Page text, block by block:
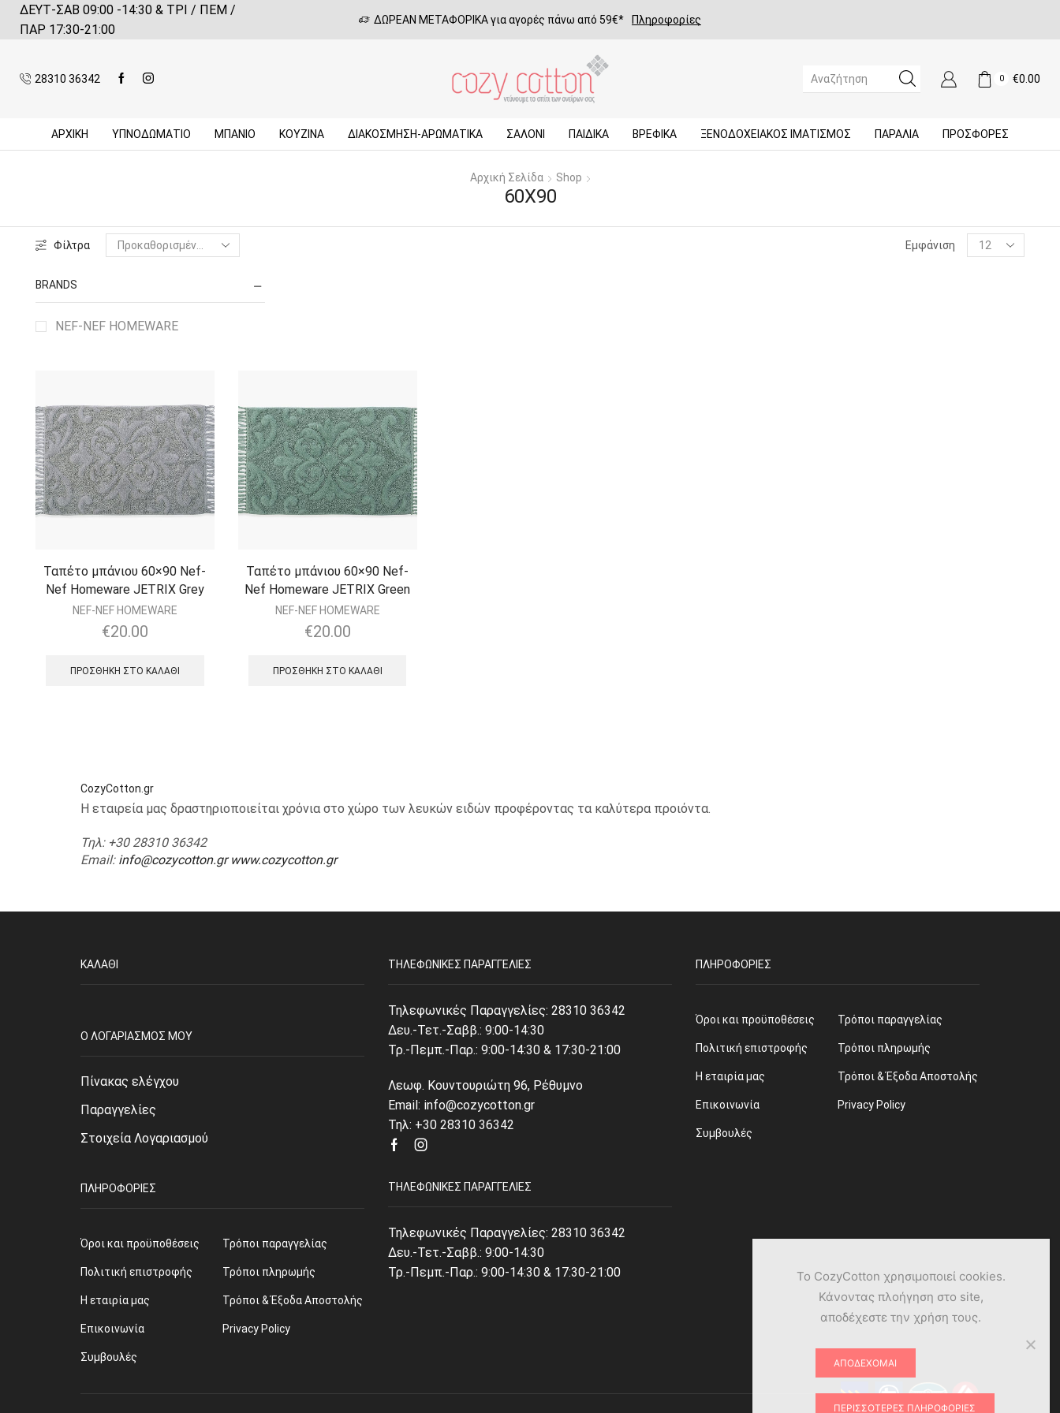
ΔΕΥΤ-ΣΑΒ 09:00 -14:30 & ΤΡΙ / ΠΕΜ /
ΠΑΡ 17:30-21:00
ΔΩΡΕΑΝ ΜΕΤΑΦΟΡΙΚΑ για αγορές πάνω από 59€* Πληροφορίες
28310 36342
SEARCH
0 €0.00
ΑΡΧΙΚΉ ΥΠΝΟΔΩΜΑΤΙΟ ΜΠΆΝΙΟ ΚΟΥΖΊΝΑ ΔΙΑΚΟΣΜΗΣΗ-ΑΡΩΜΑΤΙΚΑ ΣΑΛΌΝΙ ΠΑΙΔΙΚΆ ΒΡΕΦΙΚΆ ΞΕΝΟΔΟΧΕΙΑΚΌΣ ΙΜΑΤΙΣΜΌΣ ΠΑΡΑΛΙΑ ΠΡΟΣΦΟΡΈΣ
Αρχική Σελίδα Shop
60X90
Φίλτρα Εμφάνιση
Products
per
BRANDS
NEF-NEF HOMEWARE
Ταπέτο μπάνιου 60×90 Nef-
Nef Homeware JETRIX Grey
NEF-NEF HOMEWARE
€20.00
ΠΡΟΣΘΉΚΗ ΣΤΟ ΚΑΛΆΘΙ
Ταπέτο μπάνιου 60×90 Nef-
Nef Homeware JETRIX Green
NEF-NEF HOMEWARE
€20.00
ΠΡΟΣΘΉΚΗ ΣΤΟ ΚΑΛΆΘΙ
CozyCotton.gr
Η εταιρεία μας δραστηριοποιείται χρόνια στο χώρο των λευκών ειδών προφέροντας τα καλύτερα προιόντα.
Τηλ: +30 28310 36342
Email: info@cozycotton.gr www.cozycotton.gr
ΚΑΛΆΘΙ
O ΛΟΓΑΡΙΑΣΜΌΣ ΜΟΥ
Πίνακας ελέγχου
Παραγγελίες
Στοιχεία Λογαριασμού
ΠΛΗΡΟΦΟΡΊΕΣ
Όροι και προϋποθέσεις
Πολιτική επιστροφής
Η εταιρία μας
Επικοινωνία
Συμβουλές
Τρόποι παραγγελίας
Τρόποι πληρωμής
Τρόποι & Έξοδα Αποστολής
Privacy Policy
ΤΗΛΕΦΩΝΙΚΈΣ ΠΑΡΑΓΓΕΛΊΕΣ
Τηλεφωνικές Παραγγελίες: 28310 36342
Δευ.-Τετ.-Σαββ.: 9:00-14:30
Τρ.-Πεμπ.-Παρ.: 9:00-14:30 & 17:30-21:00
Λεωφ. Κουντουριώτη 96, Ρέθυμνο
Email: info@cozycotton.gr
Τηλ: +30 28310 36342
FacebookInstagram
ΤΗΛΕΦΩΝΙΚΈΣ ΠΑΡΑΓΓΕΛΊΕΣ
Τηλεφωνικές Παραγγελίες: 28310 36342
Δευ.-Τετ.-Σαββ.: 9:00-14:30
Τρ.-Πεμπ.-Παρ.: 9:00-14:30 & 17:30-21:00
ΠΛΗΡΟΦΟΡΊΕΣ
Όροι και προϋποθέσεις
Πολιτική επιστροφής
Η εταιρία μας
Επικοινωνία
Συμβουλές
Τρόποι παραγγελίας
Τρόποι πληρωμής
Τρόποι & Έξοδα Αποστολής
Privacy Policy
Το CozyCotton χρησιμοποιεί cookies.
Κάνοντας πλοήγηση στο site,
αποδέχεστε την χρήση τους.
ΑΠΟΔΈΧΟΜΑΙ
ΠΕΡΙΣΣΌΤΕΡΕΣ ΠΛΗΡΟΦΟΡΊΕΣ